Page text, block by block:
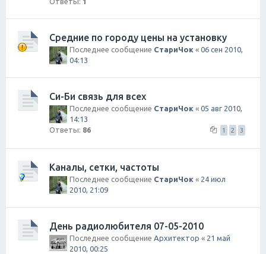
Средние по городу цены на установку
Последнее сообщение СтариЧок « 06 сен 2010,
04:13
Си-Би связь для всех
Последнее сообщение СтариЧок « 05 авг 2010,
14:13
Ответы: 86 1 2 3
Каналы, сетки, частоты
Последнее сообщение СтариЧок « 24 июл
2010, 21:09
День радиолюбителя 07-05-2010
Последнее сообщение Архитектор « 21 май
2010, 00:25